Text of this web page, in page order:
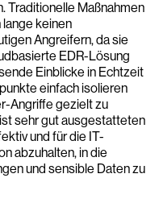
Traditionelle Maßnahmen
keinen
Angreifern, da sie
EDR-Lösung
Einblicke in Echtzeit
einfach isolieren
Angriffe gezielt zu
sehr gut ausgestatteten
und für die IT-
abzuhalten, in die
und sensible Daten zu